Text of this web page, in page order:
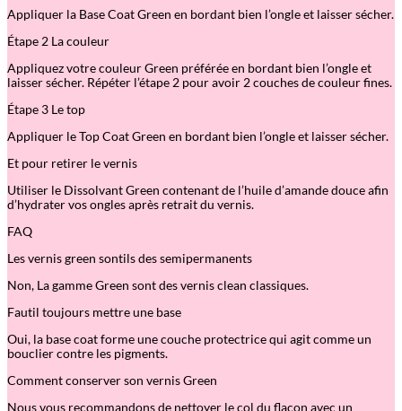
e
e
n
Appliquer la Base Coat Green en bordant bien l’ongle et laisser sécher.
Étape 2 La couleur
Appliquez votre couleur Green préférée en bordant bien l’ongle et
laisser sécher. Répéter l’étape 2 pour avoir 2 couches de couleur fines.
Étape 3 Le top
Appliquer le Top Coat Green en bordant bien l’ongle et laisser sécher.
Et pour retirer le vernis
Utiliser le Dissolvant Green contenant de l’huile d’amande douce afin
d’hydrater vos ongles après retrait du vernis.
FAQ
Les vernis green sontils des semipermanents
Non, La gamme Green sont des vernis clean classiques.
Fautil toujours mettre une base
Oui, la base coat forme une couche protectrice qui agit comme un
bouclier contre les pigments.
Comment conserver son vernis Green
Nous vous recommandons de nettoyer le col du flacon avec un